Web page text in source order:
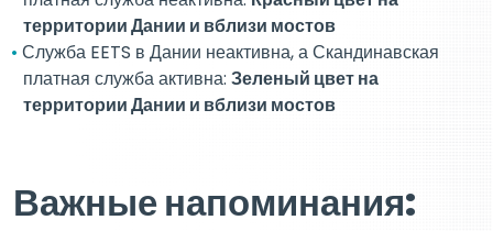
территории Дании и вблизи мостов
Служба EETS в Дании неактивна, а Скандинавская
платная служба активна: Зеленый цвет на
территории Дании и вблизи мостов
Важные напоминания: